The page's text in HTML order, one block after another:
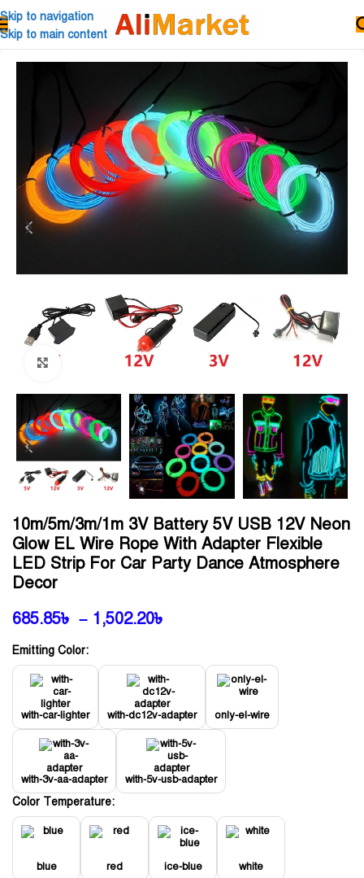
Skip to navigation
Skip to main content
Click to enlarge
10m/5m/3m/1m 3V Battery 5V USB 12V Neon
Glow EL Wire Rope With Adapter Flexible
LED Strip For Car Party Dance Atmosphere
Decor
685.85৳ – 1,502.20৳
Emitting Color:
with-car-lighter with-dc12v-adapter only-el-wire
with-3v-aa-adapter with-5v-usb-adapter
Color Temperature:
blue red ice-blue white